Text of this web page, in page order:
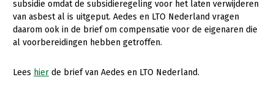
Pluimveehouderij
Schapenhouderij
Vleesveehouderij
Glastuinbouw
Paddenstoelen
Over LTO
Mensen
subsidie omdat de subsidieregeling voor het laten verwijderen
van asbest al is uitgeput. Aedes en LTO Nederland vragen
daarom ook in de brief om compensatie voor de eigenaren die
al voorbereidingen hebben getroffen.
Lees hier de brief van Aedes en LTO Nederland.